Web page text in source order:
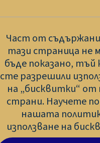
Част от
тази страница не
бъде показано, тъй
сте разрешили
на „бисквитки“
страни. Научете
нашата
използване на